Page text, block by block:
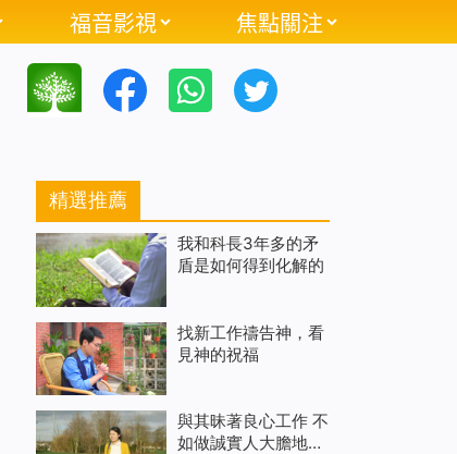
福音影視 焦點關注
精選推薦
我和科長3年多的矛
盾是如何得到化解的
找新工作禱告神，看
見神的祝福
與其昧著良心工作 不
如做誠實人大膽地說